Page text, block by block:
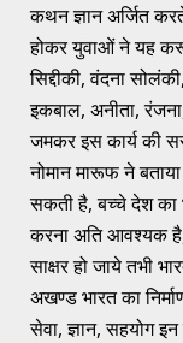
कथन ज्ञान अर्जित
होकर युवाओं ने यह
सिद्दीकी, वंदना
इकबाल, अनीता,
जमकर इस कार्य की
नोमान मारूफ ने
सकती है, बच्चे देश का
करना अति आवश्यक है,
साक्षर हो जाये तभी
अखण्ड भारत का
सेवा, ज्ञान, सहयोग